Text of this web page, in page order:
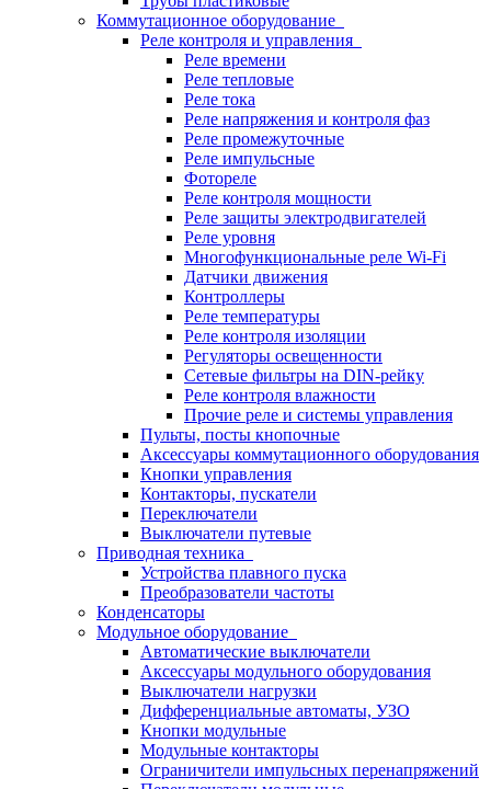
Коммутационное оборудование
Реле контроля и управления
Реле времени
Реле тепловые
Реле тока
Реле напряжения и контроля фаз
Реле промежуточные
Реле импульсные
Фотореле
Реле контроля мощности
Реле защиты электродвигателей
Реле уровня
Многофункциональные реле Wi-Fi
Датчики движения
Контроллеры
Реле температуры
Реле контроля изоляции
Регуляторы освещенности
Сетевые фильтры на DIN-рейку
Реле контроля влажности
Прочие реле и системы управления
Пульты, посты кнопочные
Аксессуары коммутационного оборудования
Кнопки управления
Контакторы, пускатели
Переключатели
Выключатели путевые
Приводная техника
Устройства плавного пуска
Преобразователи частоты
Конденсаторы
Модульное оборудование
Автоматические выключатели
Аксессуары модульного оборудования
Выключатели нагрузки
Дифференциальные автоматы, УЗО
Кнопки модульные
Модульные контакторы
Ограничители импульсных перенапряжений